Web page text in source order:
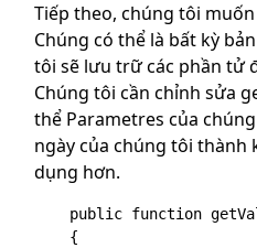
Tiếp theo, chúng tôi
Chúng có thể là bất kỳ
tôi sẽ lưu trữ các phần tử
Chúng tôi cần chỉnh sửa
thể Parametres của
ngày của chúng tôi thành
dụng hơn.
public function
    {